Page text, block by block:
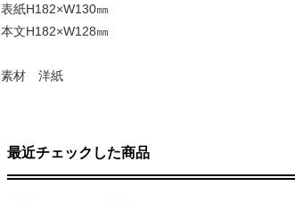
表紙H182×W130㎜
本文H182×W128㎜
素材 洋紙
最近チェックした商品